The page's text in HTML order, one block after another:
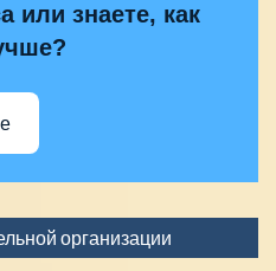
или знаете, как
организации